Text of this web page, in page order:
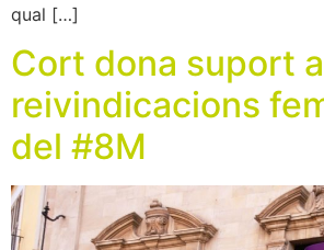
qual […]
Cort dona suport
reivindicacions
del #8M